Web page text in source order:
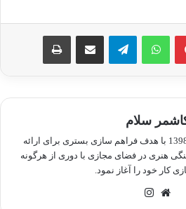
پینترستواتس آپ تلگرام اشتراک گذاری از طریق ایمیل چاپ
سلام
رسانه کاشمر سلام، از سال 1398 با هدف فراهم سازی بستری برای ارائه
هنری در فضای مجازی با دوری از هرگونه
کار خود را آغاز نمود.
وبسایت